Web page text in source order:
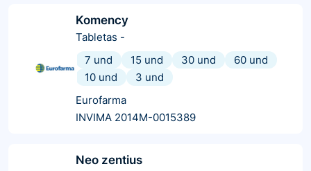
Komency
Tabletas -
7 und
15 und 30 und
60 und
10 und
3 und
Eurofarma
INVIMA 2014M-0015389
Neo zentius